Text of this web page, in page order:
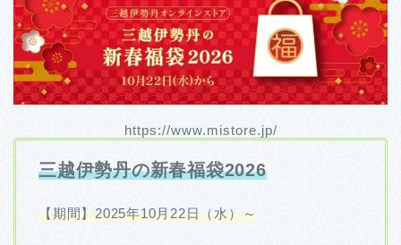
https://www.mistore.jp/
三越伊勢丹の新春福袋2026
【期間】2025年10月22日（水）～